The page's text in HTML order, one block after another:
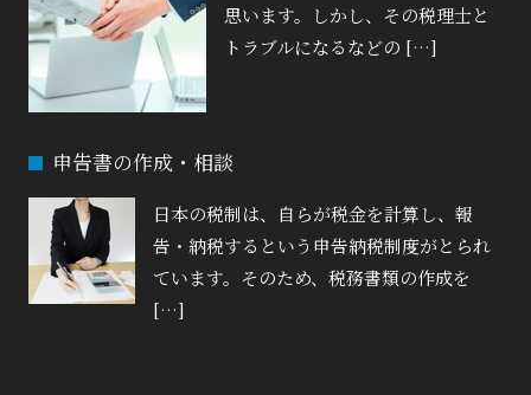
思います。しかし、その税理士と
トラブルになるなどの […]
申告書の作成・相談
日本の税制は、自らが税金を計算し、報
告・納税するという申告納税制度がとられ
ています。そのため、税務書類の作成を
[…]